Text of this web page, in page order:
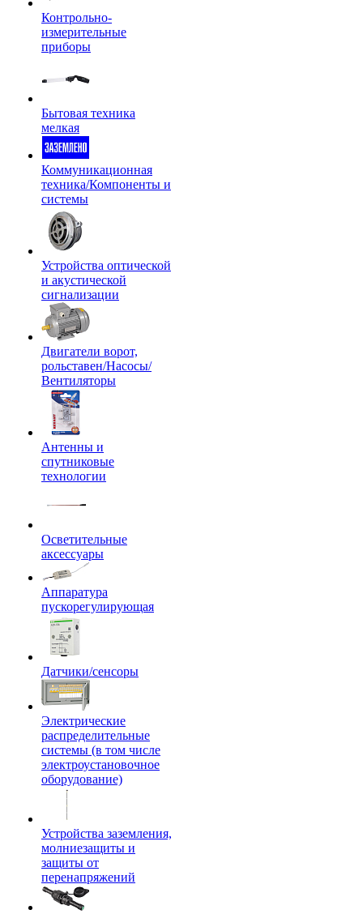
Контрольно-
измерительные
приборы
Бытовая техника
мелкая
Коммуникационная
техника/Компоненты и
системы
Устройства оптической
и акустической
сигнализации
Двигатели ворот,
рольставен/Насосы/
Вентиляторы
Антенны и
спутниковые
технологии
Осветительные
аксессуары
Аппаратура
пускорегулирующая
Датчики/сенсоры
Электрические
распределительные
системы (в том числе
электроустановочное
оборудование)
Устройства заземления,
молниезащиты и
защиты от
перенапряжений